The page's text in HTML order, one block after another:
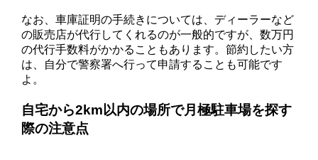
なお、車庫証明の手続きについては、ディーラーなど
の販売店が代行してくれるのが一般的ですが、数万円
の代行手数料がかかることもあります。節約したい方
は、自分で警察署へ行って申請することも可能です
よ。
自宅から2km以内の場所で月極駐車場を探す
際の注意点